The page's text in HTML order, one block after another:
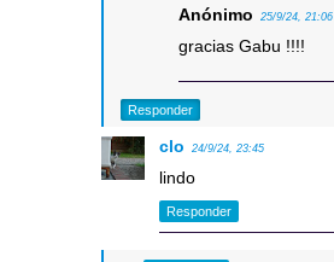
Anónimo 25/9/24, 21:06
gracias Gabu !!!!
Responder
clo 24/9/24, 23:45
lindo
Responder